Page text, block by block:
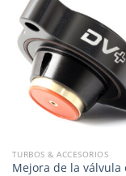
TURBOS & ACCESORIOS
Mejora de la válvula